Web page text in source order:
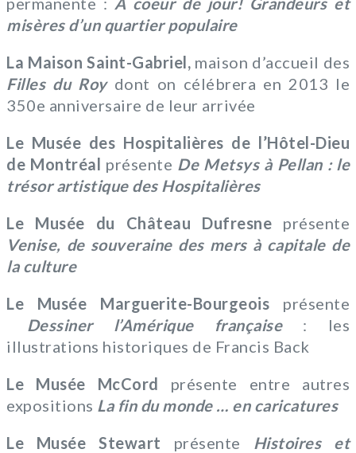
misères d’un quartier populaire
La Maison Saint-Gabriel, maison d’accueil des
Filles du Roy dont on célébrera en 2013 le
350e anniversaire de leur arrivée
Le Musée des Hospitalières de l’Hôtel-Dieu
de Montréal présente De Metsys à Pellan : le
trésor artistique des Hospitalières
Le Musée du Château Dufresne présente
Venise, de souveraine des mers à capitale de
la culture
Le Musée Marguerite-Bourgeois présente
Dessiner l’Amérique française : les
illustrations historiques de Francis Back
Le Musée McCord présente entre autres
expositions La fin du monde … en caricatures
Le Musée Stewart présente Histoires et